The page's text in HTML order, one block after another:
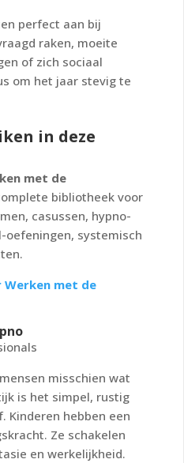
perfect aan bij
raken, moeite
of zich sociaal
om het jaar stevig te
in deze
met de
bibliotheek voor
casussen, hypno-
oefeningen, systemisch
Werken met de
misschien wat
is het simpel, rustig
Kinderen hebben een
Ze schakelen
en werkelijkheid.